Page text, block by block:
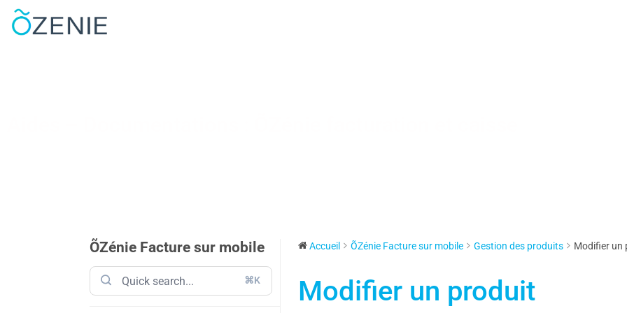
ÕZénie Facture sur mobile
⌘K
Accueil ÕZénie Facture sur mobile Gestion des produits Modifier un
Modifier un produit